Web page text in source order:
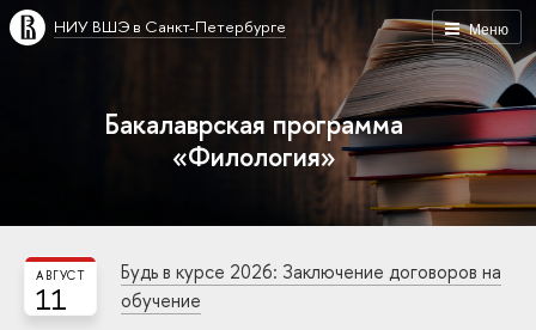
Меню
НИУ ВШЭ в Санкт-Петербурге
Бакалаврская программа
«Филология»
11
АВГУСТ
Будь в курсе 2026: Заключение договоров на
обучение